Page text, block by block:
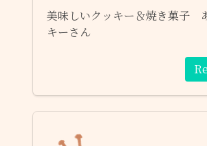
美味しいクッキー＆焼き菓子
キーさん